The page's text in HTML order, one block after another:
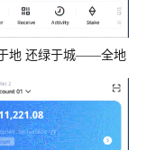
地 还绿于城——全地
特派生态水厂助力建
杭特色现代化人民